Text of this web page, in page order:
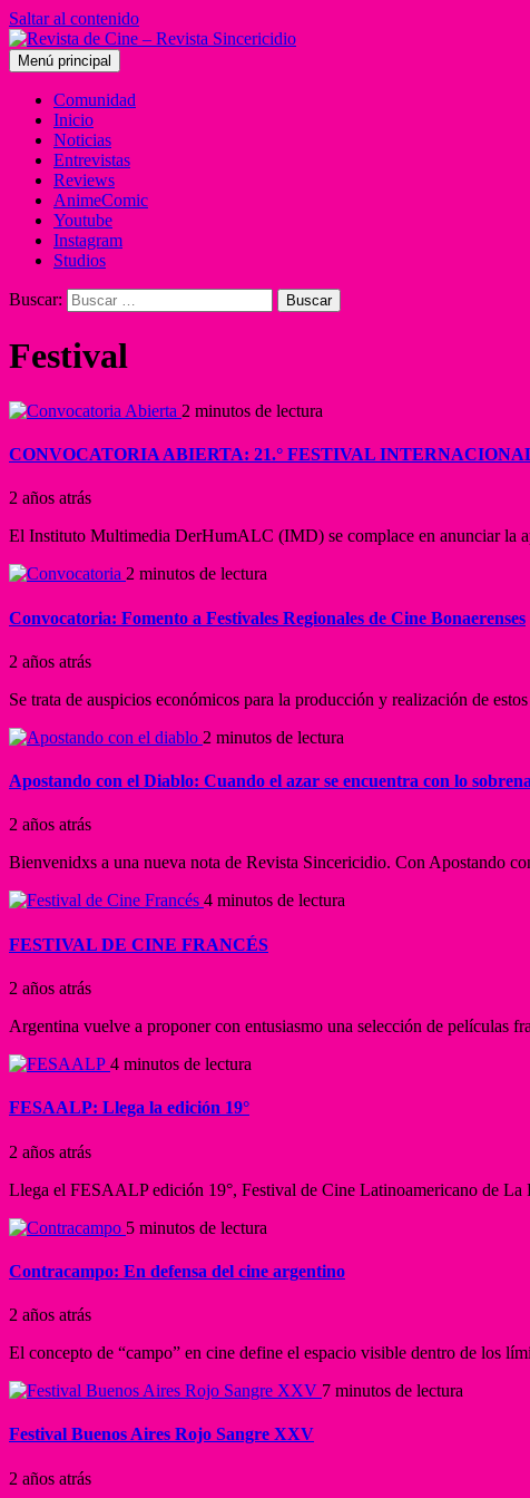
Saltar al contenido
Menú principal
Comunidad
Inicio
Noticias
Entrevistas
Reviews
AnimeComic
Youtube
Instagram
Studios
Buscar:
Festival
2 minutos de lectura
CONVOCATORIA ABIERTA: 21.° FESTIVAL
2 años atrás
El Instituto Multimedia DerHumALC (IMD) se complace en anunciar la
2 minutos de lectura
Convocatoria: Fomento a Festivales Regionales de Cine Bonaerenses
2 años atrás
Se trata de auspicios económicos para la producción y realización de
2 minutos de lectura
Apostando con el Diablo: Cuando el azar se encuentra con lo
2 años atrás
Bienvenidxs a una nueva nota de Revista Sincericidio. Con Apostando
4 minutos de lectura
FESTIVAL DE CINE FRANCÉS
2 años atrás
Argentina vuelve a proponer con entusiasmo una selección de películas
4 minutos de lectura
FESAALP: Llega la edición 19°
2 años atrás
Llega el FESAALP edición 19°, Festival de Cine Latinoamericano de La
5 minutos de lectura
Contracampo: En defensa del cine argentino
2 años atrás
El concepto de “campo” en cine define el espacio visible dentro de los
7 minutos de lectura
Festival Buenos Aires Rojo Sangre XXV
2 años atrás